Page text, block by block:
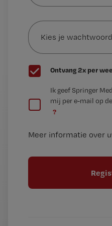
mailadres?
Kies
je
wachtwoord
G
e
t
Ontvang 2x per
e
t
l
Ik geef Springer
mij per e-mail op
?
Meer informatie over